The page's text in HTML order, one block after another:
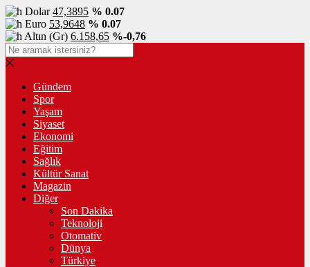
Dolar47,3895 % 0.07
Euro 53,9648 % 0.07
Altın (Gr) 6.158,65 %-0,76
Gündem
Spor
Yaşam
Siyaset
Ekonomi
Eğitim
Sağlık
Kültür Sanat
Magazin
Diğer
Son Dakika
Teknoloji
Otomativ
Dünya
Türkiye